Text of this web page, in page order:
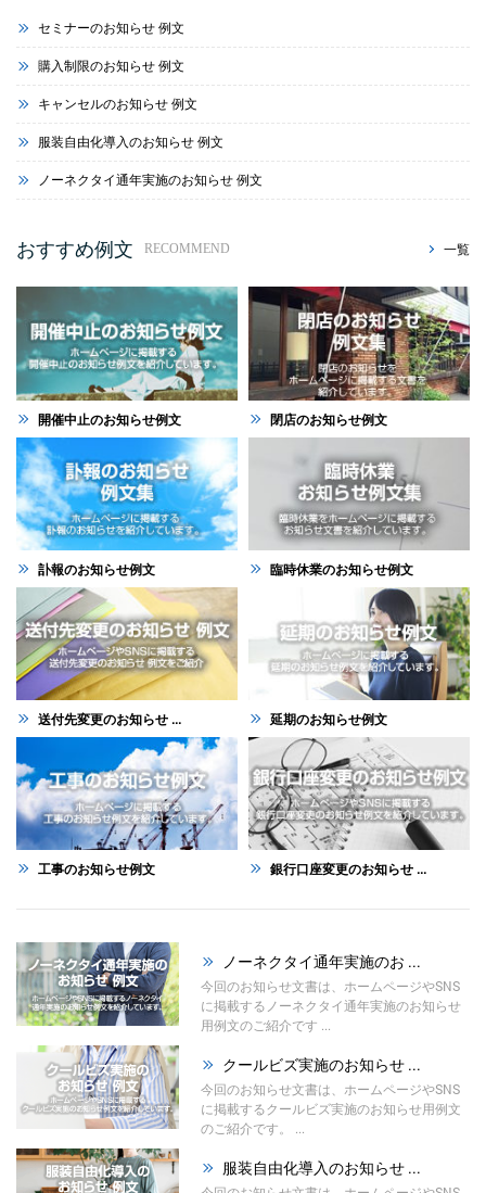
セミナーのお知らせ 例文
購入制限のお知らせ 例文
キャンセルのお知らせ 例文
服装自由化導入のお知らせ 例文
ノーネクタイ通年実施のお知らせ 例文
おすすめ例文 RECOMMEND 一覧
開催中止のお知らせ例文 閉店のお知らせ例文
訃報のお知らせ例文 臨時休業のお知らせ例文
送付先変更のお知らせ ... 延期のお知らせ例文
工事のお知らせ例文 銀行口座変更のお知らせ ...
ノーネクタイ通年実施のお ...
今回のお知らせ文書は、ホームページやSNS
に掲載するノーネクタイ通年実施のお知らせ
用例文のご紹介です ...
クールビズ実施のお知らせ ...
今回のお知らせ文書は、ホームページやSNS
に掲載するクールビズ実施のお知らせ用例文
のご紹介です。 ...
服装自由化導入のお知らせ ...